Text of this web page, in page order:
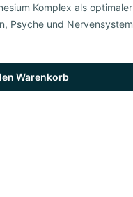
Komplex als optimaler
Psyche und Nervensystem
Warenkorb